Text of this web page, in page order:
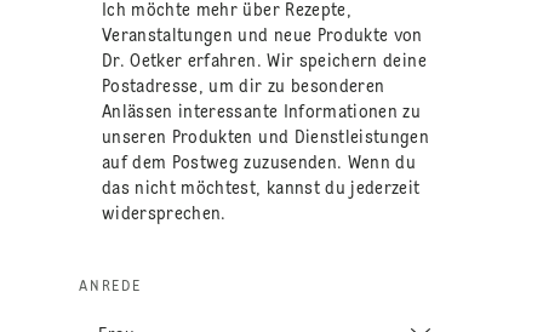
Ich möchte mehr über Rezepte,
Veranstaltungen und neue Produkte von
Dr. Oetker erfahren. Wir speichern deine
Postadresse, um dir zu besonderen
Anlässen interessante Informationen zu
unseren Produkten und Dienstleistungen
auf dem Postweg zuzusenden. Wenn du
das nicht möchtest, kannst du jederzeit
widersprechen.
ANREDE